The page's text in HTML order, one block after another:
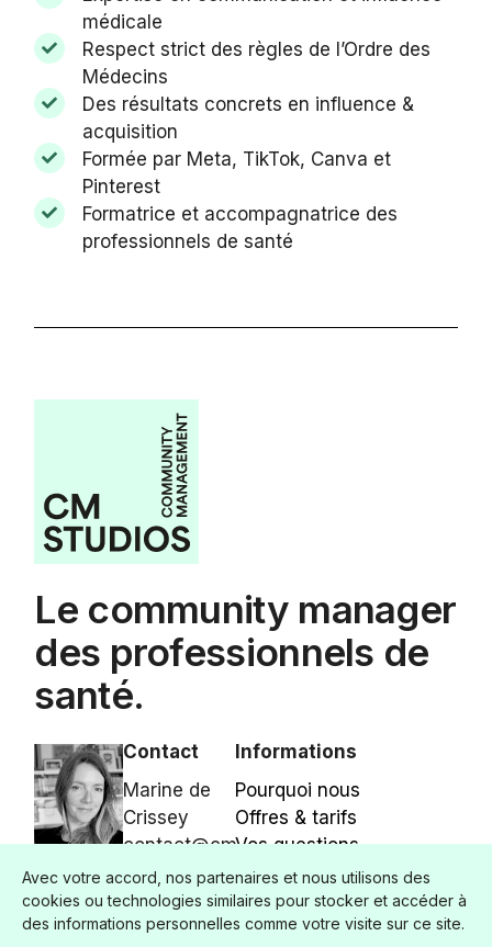
Avec votre accord, nos partenaires et nous utilisons des
cookies ou technologies similaires pour stocker et accéder à
des informations personnelles comme votre visite sur ce site.
médicale
Respect strict des règles de l’Ordre des
Médecins
Des résultats concrets en influence &
acquisition
Formée par Meta, TikTok, Canva et
Pinterest
Formatrice et accompagnatrice des
professionnels de santé
Le community manager
des professionnels de
santé.
Contact
Marine de
Crissey
contact@cm-
studios.fr
06 22 33 70
91
Informations
Pourquoi nous
Offres & tarifs
Vos questions
Étude de cas
Contact
©CM Studios 2025